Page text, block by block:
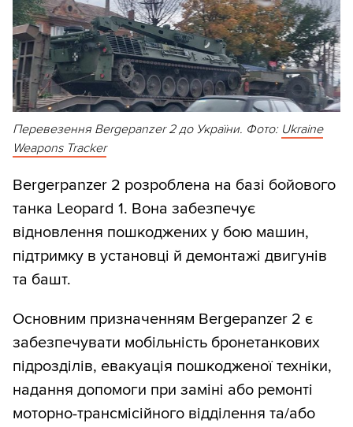
Перевезення Bergepanzer 2 до України. Фото: Ukraine
Weapons Tracker
Bergerpanzer 2 розроблена на базі бойового
танка Leopard 1. Вона забезпечує
відновлення пошкоджених у бою машин,
підтримку в установці й демонтажі двигунів
та башт.
Основним призначенням Bergepanzer 2 є
забезпечувати мобільність бронетанкових
підрозділів, евакуація пошкодженої техніки,
надання допомоги при заміні або ремонті
моторно-трансмісійного відділення та/або